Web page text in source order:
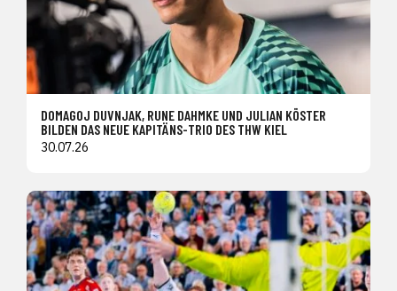
DOMAGOJ DUVNJAK, RUNE DAHMKE UND JULIAN KÖSTER
BILDEN DAS NEUE KAPITÄNS-TRIO DES THW KIEL
30.07.26